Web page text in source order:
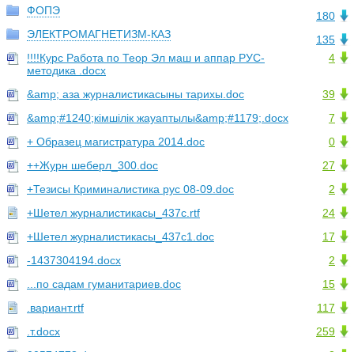
180
ФОПЭ
135
ЭЛЕКТРОМАГНЕТИЗМ-КАЗ
4
!!!!Курс Работа по Теор Эл маш и аппар РУС-
методика .docx
39
&amp; аза журналистикасыны тарихы.doc
7
&amp;#1240;кімшілік жауаптылы&amp;#1179;.docx
0
+ Образец магистратура 2014.doc
27
++Журн шеберл_300.doc
2
+Тезисы Криминалистика рус 08-09.doc
24
+Шетел журналистикасы_437с.rtf
17
+Шетел журналистикасы_437с1.doc
2
-1437304194.docx
15
...по садам гуманитариев.doc
117
.вариант.rtf
259
.т.docx